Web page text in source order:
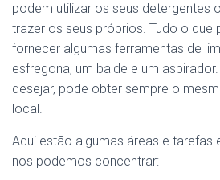
podem utilizar os seus detergentes
trazer os seus próprios. Tudo o que
fornecer algumas ferramentas de
esfregona, um balde e um
desejar, pode obter sempre o
local.
Aqui estão algumas áreas e tarefas
nos podemos concentrar: